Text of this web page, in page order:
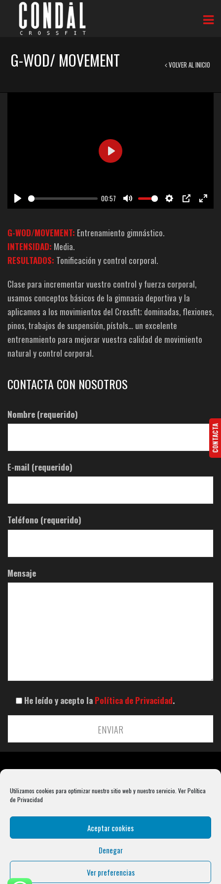
Utilizamos cookies para optimizar nuestro sitio web y nuestro servicio. Ver Política
de Privacidad
Aceptar cookies
Denegar
Ver preferencias
G-WOD/ MOVEMENT VOLVER AL INICIO
Play
00:57
Mute Settings
PIP Enter
Play
G-WOD/MOVEMENT: Entrenamiento gimnástico.
INTENSIDAD: Media.
RESULTADOS: Tonificación y control corporal.
Clase para incrementar vuestro control y fuerza corporal,
usamos conceptos básicos de la gimnasia deportiva y la
aplicamos a los movimientos del Crossfit; dominadas, flexiones,
pinos, trabajos de suspensión, pístols… un excelente
entrenamiento para mejorar vuestra calidad de movimiento
natural y control corporal.
CONTACTA CON NOSOTROS
Nombre (requerido)
E-mail (requerido)
Teléfono (requerido)
Mensaje
He leído y acepto la Política de Privacidad.
Rebel Barbell S.L. B66099904 Pasaje Rustullet 18, 08041 (Barcelona)
info@condalcrossfit.com © Copyright 2025 Condal Crossfit -Blog-Política de
Política de Cookies -Aviso Legal| Designed by
CONTACTA